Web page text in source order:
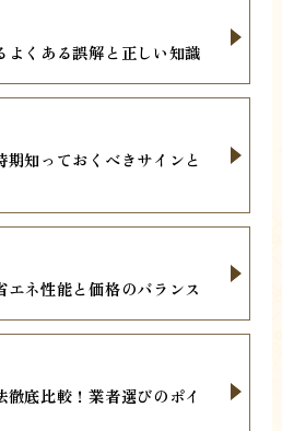
よくある誤解と正しい知識
知っておくべきサインと
ネ性能と価格のバランス
底比較！業者選びのポイ